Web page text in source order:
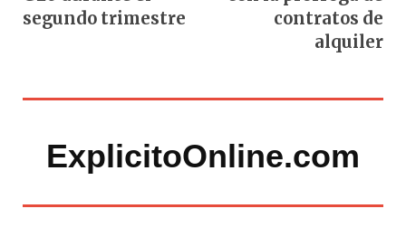
segundo trimestre
contratos de
alquiler
ExplicitoOnline.com